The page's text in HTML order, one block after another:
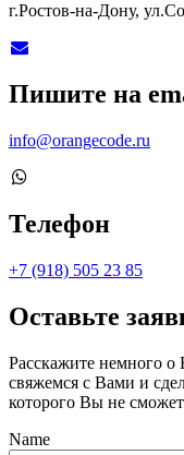
г.Ростов-на-Дону,
Пишите на
info@orangecode.ru
Телефон
+7 (918) 505 23 85
Оставьте
Расскажите немного
свяжемся с Вами и
которого Вы не
Name